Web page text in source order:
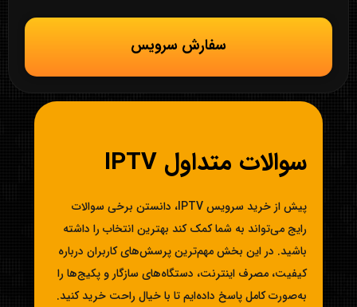
سفارش سرویس
سوالات متداول IPTV
پیش از خرید سرویس IPTV، دانستن برخی سوالات
رایج می‌تواند به شما کمک کند بهترین انتخاب را داشته
باشید. در این بخش مهم‌ترین پرسش‌های کاربران درباره
کیفیت، مصرف اینترنت، دستگاه‌های سازگار و پکیج‌ها را
به‌صورت کامل پاسخ داده‌ایم تا با خیال راحت خرید کنید.